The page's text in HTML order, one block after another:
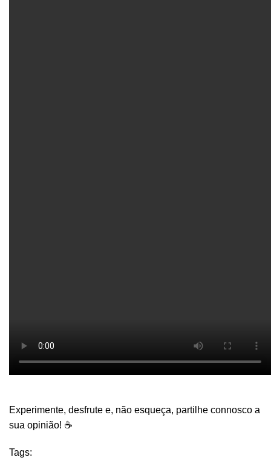
Experimente, desfrute e, não esqueça, partilhe connosco a
sua opinião! ☕
Tags: